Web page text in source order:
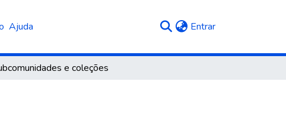
Ajuda Entrar(current)
e coleções